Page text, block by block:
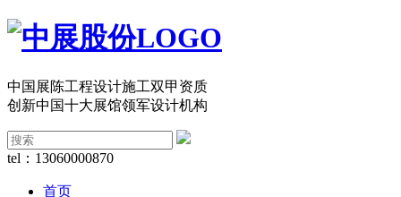
中国展陈工程设计施工双甲资质
创新中国十大展馆领军设计机构
tel：13060000870
首页